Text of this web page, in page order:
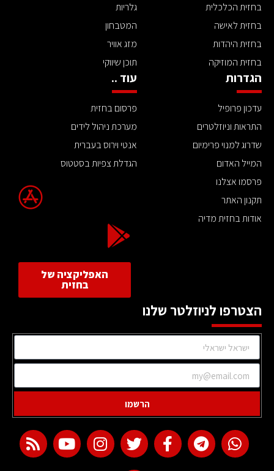
בחזית הכלכלית
בחזית לאישה
בחזית היהדות
בחזית המוזיקה
גלריות
המטבחון
מזג אוויר
תוכן שיווקי
הגדרות
עדכון פרופיל
התראות וניוזלטרים
שדרוג למנוי פרימיום
המייל האדום
פרסמו אצלנו
תקנון האתר
אודות בחזית מדיה
עוד ..
פרסום בחזית
מערכת ניהול לידים
אנטי וירוס בעברית
הגדלת צפיות בסטטוס
האפליקציה של
בחזית
הצטרפו לניוזלטר שלנו
הרשמו